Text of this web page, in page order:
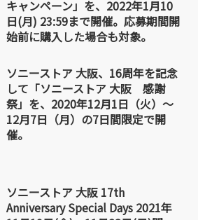
キャンペーン」を、2022年1月10
日(月) 23:59まで開催。応募期間開
始前に購入した場合も対象。
ソニーストア 大阪、16周年を記念
して「ソニーストア 大阪 感謝
祭」を、2020年12月1日（火）～
12月7日（月）の7日間限定で開
催。
ソニーストア 大阪 17th
Anniversary Special Days 2021年